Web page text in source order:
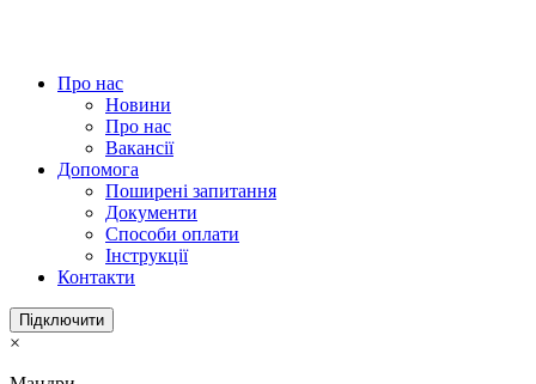
Про нас
Новини
Про нас
Вакансії
Допомога
Поширені запитання
Документи
Способи оплати
Інструкції
Контакти
Підключити
×